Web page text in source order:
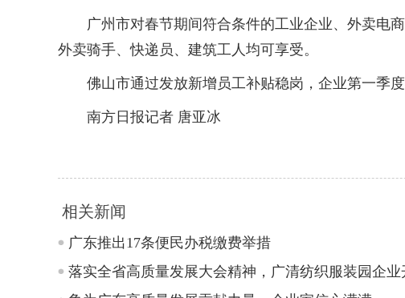
广州市对春节期间符合条件的工业企业、外卖电商
外卖骑手、快递员、建筑工人均可享受。
佛山市通过发放新增员工补贴稳岗，企业第一季度
南方日报记者 唐亚冰
相关新闻
广东推出17条便民办税缴费举措
落实全省高质量发展大会精神，广清纺织服装园企业